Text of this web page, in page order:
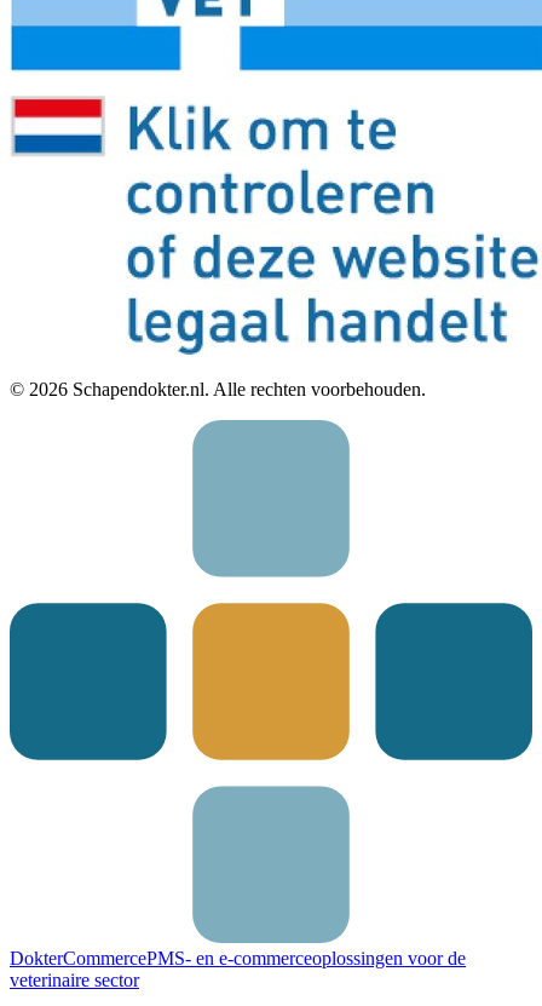
© 2026 Schapendokter.nl. Alle rechten voorbehouden.
DokterCommercePMS- en e-commerceoplossingen voor de
veterinaire sector